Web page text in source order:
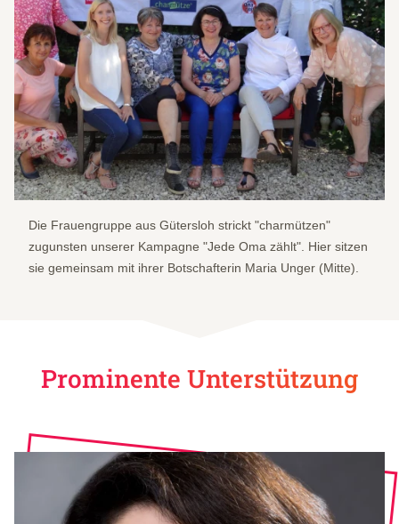
Die Frauengruppe aus Gütersloh strickt "charmützen"
zugunsten unserer Kampagne "Jede Oma zählt". Hier sitzen
sie gemeinsam mit ihrer Botschafterin Maria Unger (Mitte).
Prominente Unterstützung